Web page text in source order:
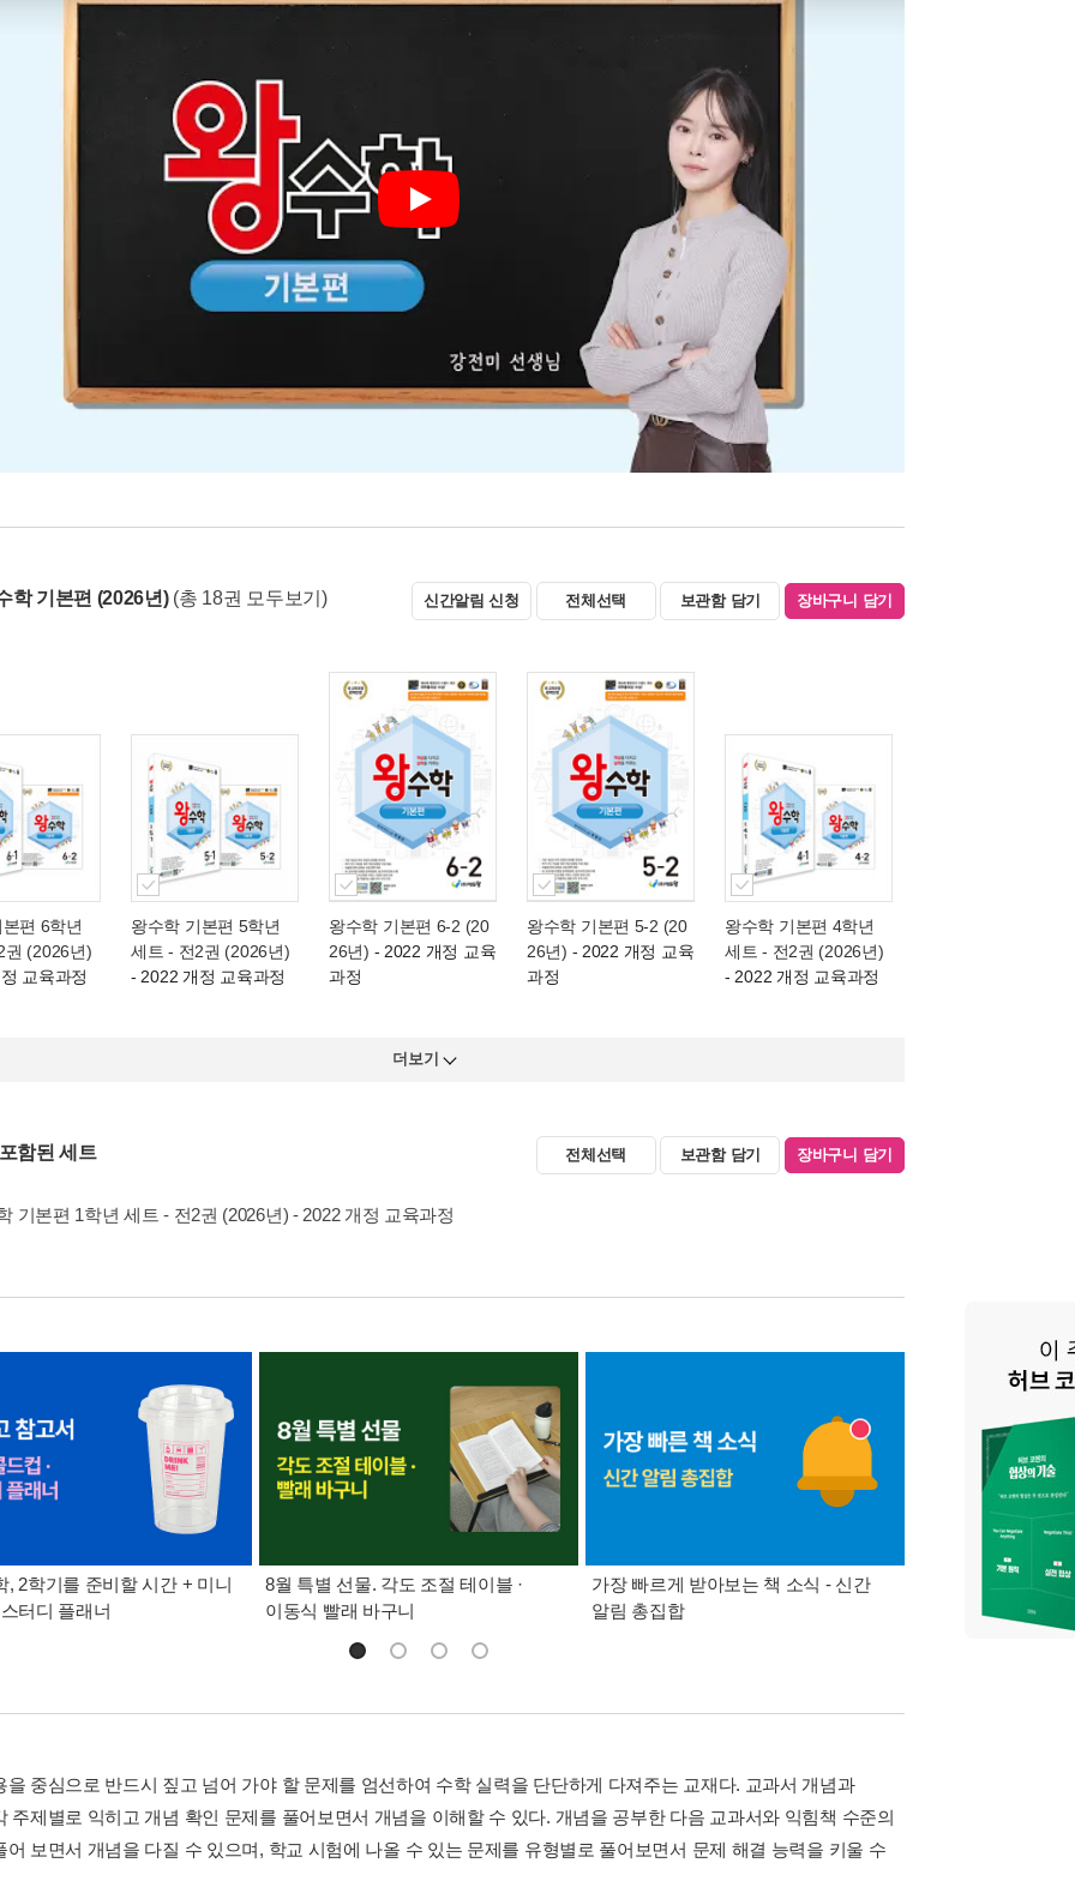
Play
학 기본편 (2026년) (총 18권 모두보기) 신간알림 신청 전체선택 보관함 담기 장바구니 담기
편 6학년
권 (2026년)
교육과정
왕수학 기본편 5학년
세트 - 전2권 (2026년)
- 2022 개정 교육과정
왕수학 기본편 6-2 (20
26년) - 2022 개정 교육
과정
왕수학 기본편 5-2 (20
26년) - 2022 개정 교육
과정
왕수학 기본편 4학년
세트 - 전2권 (2026년)
- 2022 개정 교육과정
더보기
함된 세트 전체선택 보관함 담기 장바구니 담기
기본편 1학년 세트 - 전2권 (2026년) - 2022 개정 교육과정
, 2학기를 준비할 시간 + 미니
터디 플래너
8월 특별 선물. 각도 조절 테이블 ·
이동식 빨래 바구니
가장 빠르게 받아보는 책 소식 - 신간
알림 총집합
경기컬처패스 1만
을 중심으로 반드시 짚고 넘어 가야 할 문제를 엄선하여 수학 실력을 단단하게 다져주는 교재다. 교과서 개념과
주제별로 익히고 개념 확인 문제를 풀어보면서 개념을 이해할 수 있다. 개념을 공부한 다음 교과서와 익힘책 수준의
어 보면서 개념을 다질 수 있으며, 학교 시험에 나올 수 있는 문제를 유형별로 풀어보면서 문제 해결 능력을 키울 수